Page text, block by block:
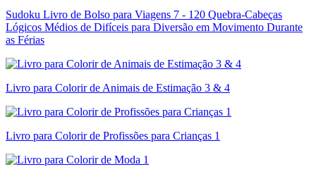
Sudoku Livro de Bolso para Viagens 7 - 120 Quebra-Cabeças
Lógicos Médios de Difíceis para Diversão em Movimento Durante
as Férias
Livro para Colorir de Animais de Estimação 3 & 4
Livro para Colorir de Profissões para Crianças 1